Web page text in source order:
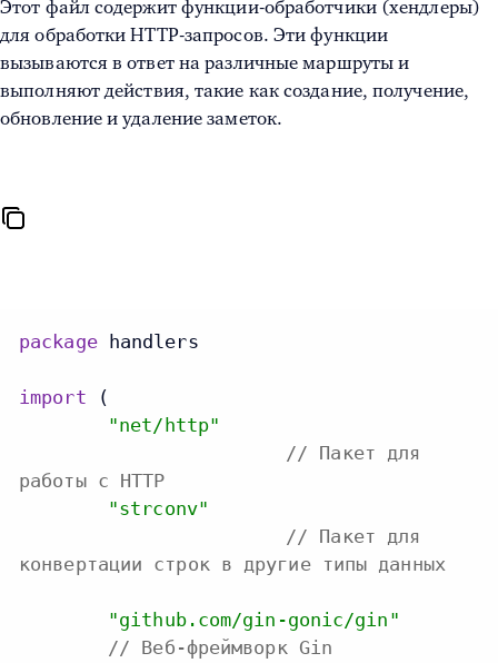
Этот файл содержит функции-обработчики (хендлеры)
для обработки HTTP-запросов. Эти функции
вызываются в ответ на различные маршруты и
выполняют действия, такие как создание, получение,
обновление и удаление заметок.
package handlers
import (
"net/http"
// Пакет для
работы с HTTP
"strconv"
// Пакет для
конвертации строк в другие типы данных
"github.com/gin-gonic/gin"
// Веб-фреймворк Gin